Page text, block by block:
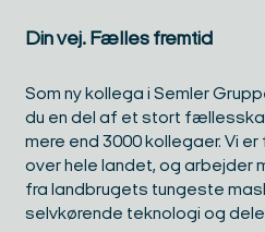
Din vej. Fælles fremtid​
Som ny kollega i Semler
du en del af et stort
mere end 3000 kollegaer. Vi
over hele landet, og arbejder
fra landbrugets tungeste
selvkørende teknologi og